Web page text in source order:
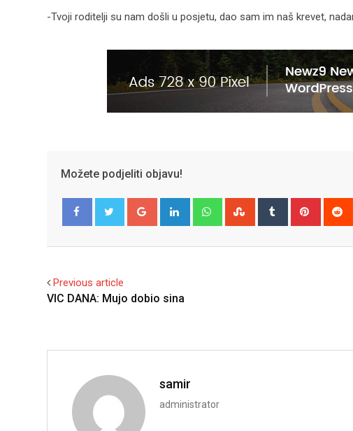
-Tvoji roditelji su nam došli u posjetu, dao sam im naš krevet,
Možete podjeliti objavu!
Google+ LinkedIn WhatsappStumbleUpon
Tumblr Pinterest
Previous article
VIC DANA: Mujo dobio sina
samir
administrator